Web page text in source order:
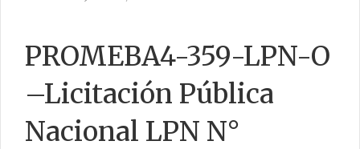
CONTACTO
PROMEBA4-359-LPN-O
–Licitación Pública
Nacional LPN N°